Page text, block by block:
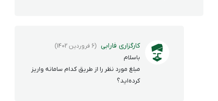
کارگزاری فارابی (6 فروردین 1402)
باسلام
مبلغ مورد نظر را از طریق کدام سامانه واریز
کرده‌اید؟